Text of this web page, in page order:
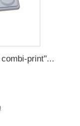
print"...